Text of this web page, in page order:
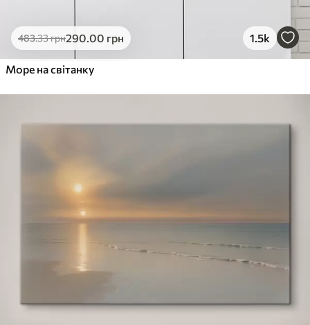
483.33грн290.00 грн 1.5k
Море на світанку